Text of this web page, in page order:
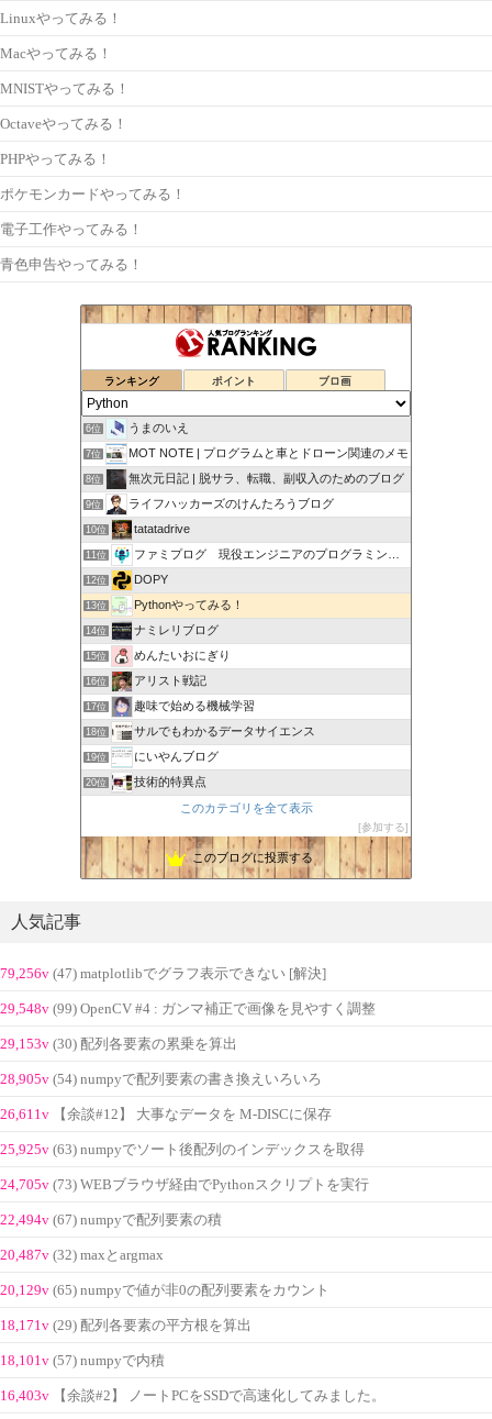
Linuxやってみる！
Macやってみる！
MNISTやってみる！
Octaveやってみる！
PHPやってみる！
ポケモンカードやってみる！
電子工作やってみる！
青色申告やってみる！
ランキング ポイント ブロ画
6位 うまのいえ
7位 MOT NOTE | プログラムと車とドローン関連のメモ
8位 無次元日記 | 脱サラ、転職、副収入のためのブログ
9位 ライフハッカーズのけんたろうブログ
10位 tatatadrive
11位 ファミプログ 現役エンジニアのプログラミング入門講座
12位 DOPY
13位 Pythonやってみる！
14位 ナミレリブログ
15位 めんたいおにぎり
16位 アリスト戦記
17位 趣味で始める機械学習
18位 サルでもわかるデータサイエンス
19位 にいやんブログ
20位 技術的特異点
このカテゴリを全て表示
参加する
このブログに投票する
人気記事
79,256v (47) matplotlibでグラフ表示できない [解決]
29,548v (99) OpenCV #4 : ガンマ補正で画像を見やすく調整
29,153v (30) 配列各要素の累乗を算出
28,905v (54) numpyで配列要素の書き換えいろいろ
26,611v 【余談#12】 大事なデータを M-DISCに保存
25,925v (63) numpyでソート後配列のインデックスを取得
24,705v (73) WEBブラウザ経由でPythonスクリプトを実行
22,494v (67) numpyで配列要素の積
20,487v (32) maxとargmax
20,129v (65) numpyで値が非0の配列要素をカウント
18,171v (29) 配列各要素の平方根を算出
18,101v (57) numpyで内積
16,403v 【余談#2】 ノートPCをSSDで高速化してみました。